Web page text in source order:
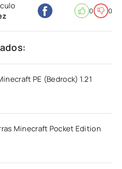
0 0
PE (Bedrock) 1.21
Minecraft Pocket Edition